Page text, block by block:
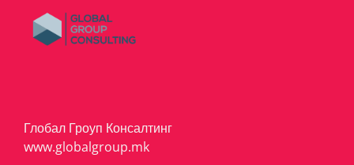
Глобал Гроуп Консалтинг
www.globalgroup.mk